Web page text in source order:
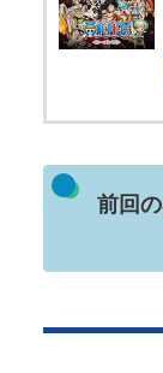
る！人生最
前回